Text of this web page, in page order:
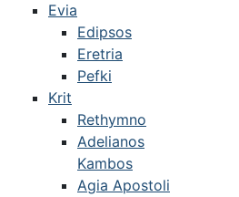
Evia
Edipsos
Eretria
Pefki
Krit
Rethymno
Adelianos
Kambos
Agia Apostoli